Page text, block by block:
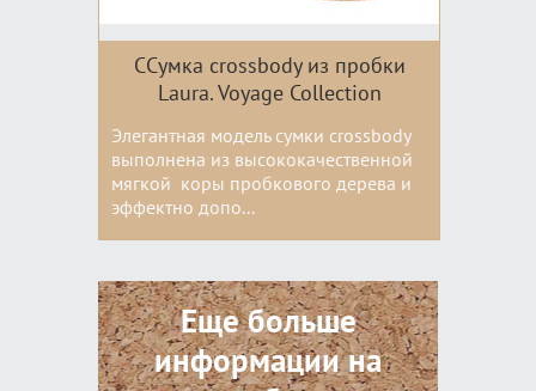
ССумка crossbody из пробки
Laura. Voyage Collection
Элегантная модель сумки crossbody
выполнена из высококачественной
мягкой коры пробкового дерева и
эффектно допо...
Цвета:
Еще больше
информации на